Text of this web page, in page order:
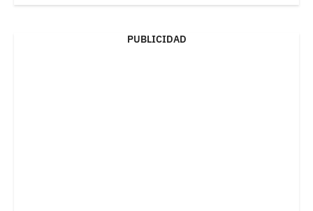
PUBLICIDAD